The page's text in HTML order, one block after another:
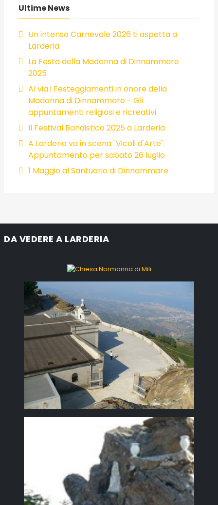
Ultime News
Un intenso Carnevale 2026 ti aspetta a
Larderia
La Festa della Madonna di Dinnammare
2025
Al via i Festeggiamenti in onore della
Madonna di Dinnammare - Gli
appuntamenti religiosi e ricreativi
Il Festival Bandistico 2025 a Larderia
A Larderia va in scena "Vicoli d'Arte".
Appuntamento per sabato 26 luglio
1 Maggio al Santuario di Dinnammare
DA VEDERE A LARDERIA